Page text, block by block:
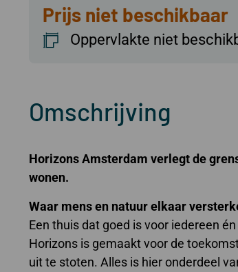
Prijs niet beschikbaar
Oppervlakte niet
Omschrijving
Horizons Amsterdam verlegt de
wonen.
Waar mens en natuur elkaar
Een thuis dat goed is voor iedereen
Horizons is gemaakt voor de
uit te stoten. Alles is hier onderdeel